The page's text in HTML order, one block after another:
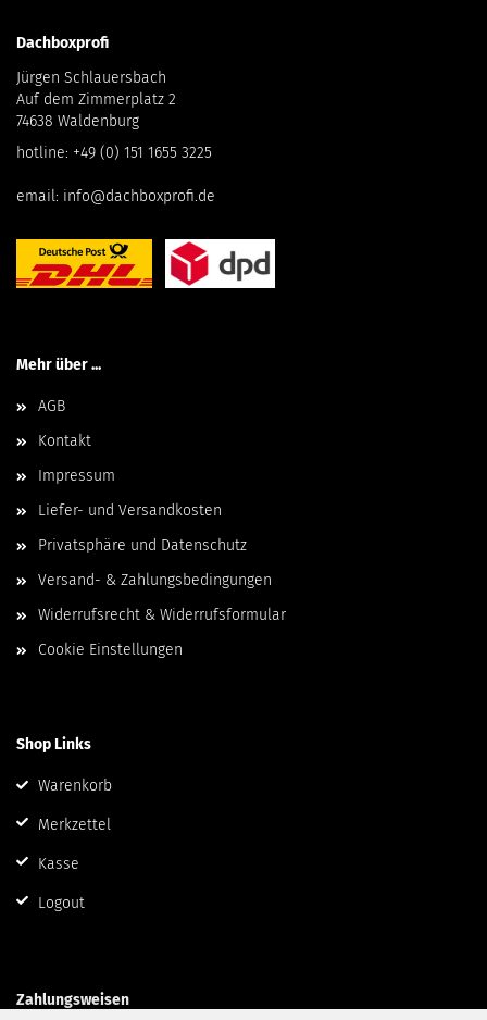
Dachboxprofi
Jürgen Schlauersbach
Auf dem Zimmerplatz 2
74638 Waldenburg
hotline: +49 (0) 151 1655 3225
email: info@dachboxprofi.de
Mehr über ...
AGB
Kontakt
Impressum
Liefer- und Versandkosten
Privatsphäre und Datenschutz
Versand- & Zahlungsbedingungen
Widerrufsrecht & Widerrufsformular
Cookie Einstellungen
Shop Links
Warenkorb
Merkzettel
Kasse
Logout
Zahlungsweisen